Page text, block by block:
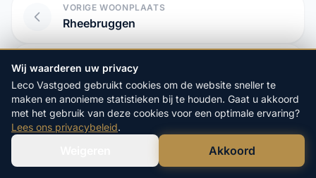
VORIGE WOONPLAATS
Rheebruggen
Start hier uw vrijblijvende
aanvraag:
Bel Ons Direct
Wij waarderen uw privacy
Leco Vastgoed gebruikt cookies om de website sneller te
maken en anonieme statistieken bij te houden. Gaat u akkoord
met het gebruik van deze cookies voor een optimale ervaring?
Lees ons privacybeleid.
Akkoord